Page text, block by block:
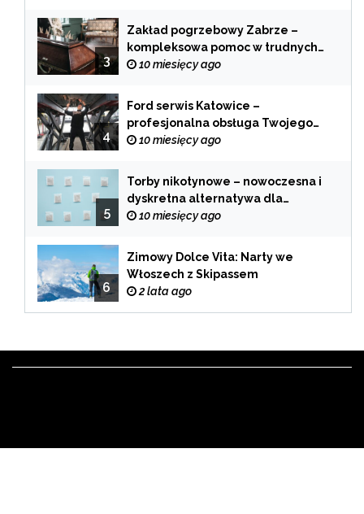
3
Zakład pogrzebowy Zabrze –
kompleksowa pomoc w trudnych
chwilach
10 miesięcy ago
4
Ford serwis Katowice –
profesjonalna obsługa Twojego
samochodu
10 miesięcy ago
5
Torby nikotynowe – nowoczesna i
dyskretna alternatywa dla
tradycyjnego palenia
10 miesięcy ago
6
Zimowy Dolce Vita: Narty we
Włoszech z Skipassem
2 lata ago